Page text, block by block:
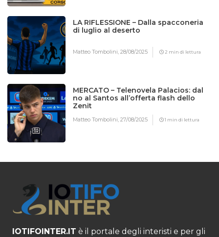
LA RIFLESSIONE – Dalla spacconeria
di luglio al deserto
Matteo Tombolini,28/08/2025 2 min di lettura
MERCATO – Telenovela Palacios: dal
no al Santos all’offerta flash dello
Zenit
Matteo Tombolini,27/08/2025 1 min di lettura
IOTIFOINTER.IT è il portale degli interisti e per gli